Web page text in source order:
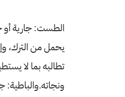
الطست: جارية أو
يحمل من الترك،
تطالبه بما لا
ونجاته.والباطية: